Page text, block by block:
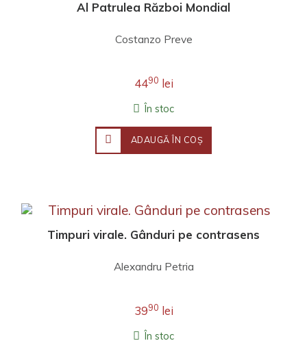
Al Patrulea Război Mondial
Costanzo Preve
4490 lei
În stoc
ADAUGĂ ÎN COŞ
Timpuri virale. Gânduri pe contrasens
Alexandru Petria
3990 lei
În stoc